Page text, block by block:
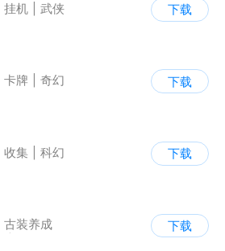
挂机
武侠
下载
卡牌
奇幻
下载
收集
科幻
下载
古装养成
下载